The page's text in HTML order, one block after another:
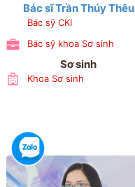
Bác sĩ Trần Thúy Thêu
Bác sỹ CKI
Bác sỹ khoa Sơ sinh
Sơ sinh
Khoa Sơ sinh